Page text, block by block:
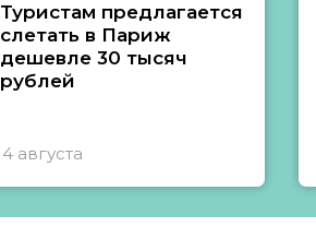
Туристам предлагается
слетать в Париж
дешевле 30 тысяч
рублей
4 августа